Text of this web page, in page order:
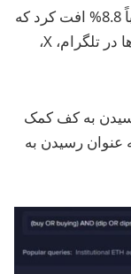
در اواسط اوت، بیت‌کوین به 123,800 دلار رسید، اما پس از شش هفته، ارز دیجیتال تقریباً 8.8% افت کرد که
پست‌ها در تلگرام، X،
به کف کمک
به زیر 112,000 دلار می‌تواند به عنوان رسیدن به